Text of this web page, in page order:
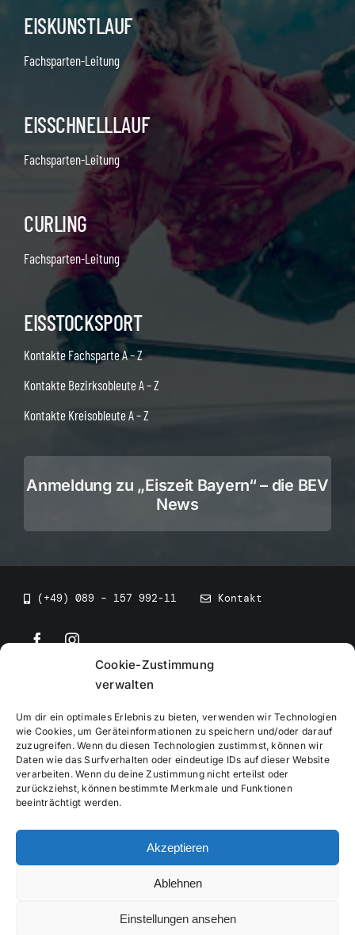
Cookie-Zustimmung
verwalten
Um dir ein optimales Erlebnis zu bieten, verwenden wir Technologien
wie Cookies, um Geräteinformationen zu speichern und/oder darauf
zuzugreifen. Wenn du diesen Technologien zustimmst, können wir
Daten wie das Surfverhalten oder eindeutige IDs auf dieser Website
verarbeiten. Wenn du deine Zustimmung nicht erteilst oder
zurückziehst, können bestimmte Merkmale und Funktionen
beeinträchtigt werden.
Akzeptieren
Ablehnen
Einstellungen ansehen
EISKUNSTLAUF
Fachsparten-Leitung
EISSCHNELLLAUF
Fachsparten-Leitung
CURLING
Fachsparten-Leitung
EISSTOCKSPORT
Kontakte Fachsparte A – Z
Kontakte Bezirksobleute A – Z
Kontakte Kreisobleute A – Z
Anmeldung zu „Eiszeit Bayern“ – die BEV
News
(+49) 089 – 157 992-11 Kontakt
• BEV Bayerischer Eissportverband
Impressum
Datenschutzerklärung